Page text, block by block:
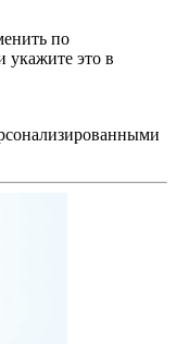
по
укажите это в